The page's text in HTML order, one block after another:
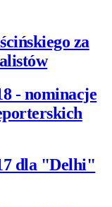
za
- nominacje
dla "Delhi"